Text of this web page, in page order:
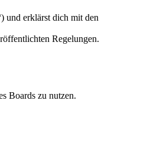
und erklärst dich mit den
Regelungen.
Boards zu nutzen.